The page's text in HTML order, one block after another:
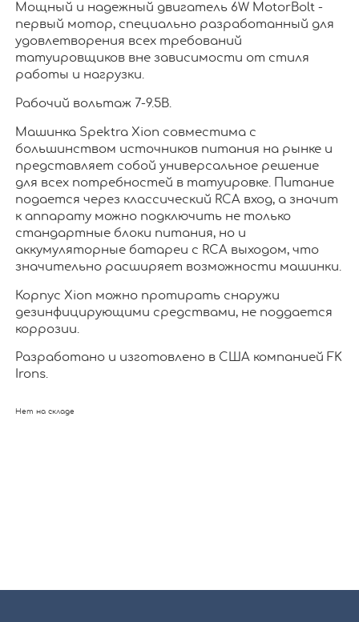
Мощный и надежный двигатель 6W MotorBolt -
первый мотор, специально разработанный для
удовлетворения всех требований
татуировщиков вне зависимости от стиля
работы и нагрузки.
Рабочий вольтаж 7-9.5В.
Машинка Spektra Xion совместима с
большинством источников питания на рынке и
представляет собой универсальное решение
для всех потребностей в татуировке. Питание
подается через классический RCA вход, а значит
к аппарату можно подключить не только
стандартные блоки питания, но и
аккумуляторные батареи с RCA выходом, что
значительно расширяет возможности машинки.
Корпус Xion можно протирать снаружи
дезинфицирующими средствами, не поддается
коррозии.
Разработано и изготовлено в США компанией FK
Irons.
Нет на складе